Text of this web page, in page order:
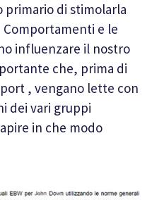
primario di stimolarla
Comportamenti e le
influenzare il nostro
che, prima di
, vengano lette con
dei vari gruppi
in che modo